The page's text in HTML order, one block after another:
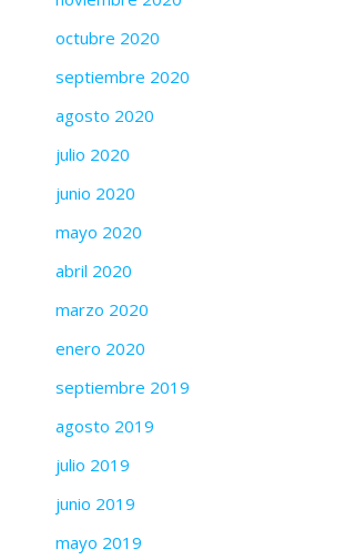
octubre 2020
septiembre 2020
agosto 2020
julio 2020
junio 2020
mayo 2020
abril 2020
marzo 2020
enero 2020
septiembre 2019
agosto 2019
julio 2019
junio 2019
mayo 2019